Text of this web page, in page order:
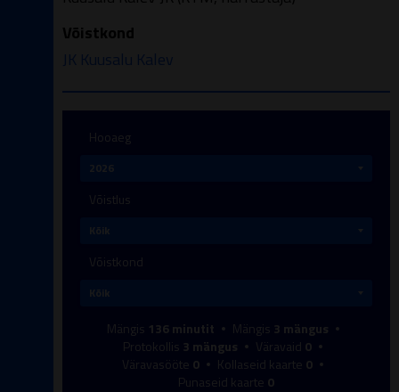
Võistkond
JK Kuusalu Kalev
Hooaeg
Võistlus
Võistkond
Mängis 136 minutit Mängis 3 mängus
Protokollis 3 mängus Väravaid 0
Väravasööte 0 Kollaseid kaarte 0
Punaseid kaarte 0